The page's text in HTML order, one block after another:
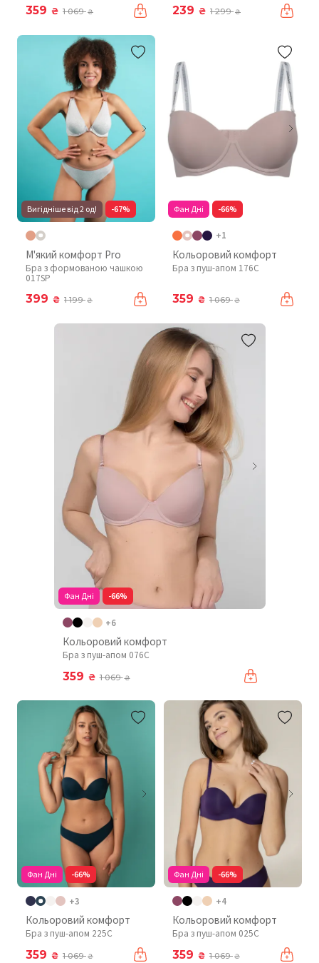
359 ₴ 1 069₴ 239 ₴ 1 299₴
Вигідніше від 2 од! -67%
М'який комфорт Pro
Бра з формованою чашкою
017SP
399 ₴ 1 199₴
Фан Дні -66%
+1
Кольоровий комфорт
Бра з пуш-апом 176C
359 ₴ 1 069₴
Фан Дні -66%
+6
Кольоровий комфорт
Бра з пуш-апом 076C
359 ₴ 1 069₴
Фан Дні -66%
+3
Кольоровий комфорт
Бра з пуш-апом 225C
359 ₴ 1 069₴
Фан Дні -66%
+4
Кольоровий комфорт
Бра з пуш-апом 025C
359 ₴ 1 069₴